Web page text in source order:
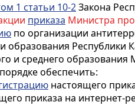
1 статьи 10-2Закона
приказа Министра
по организации
образования
и среднего образования
обеспечить:
настоящего
приказа на интернет-